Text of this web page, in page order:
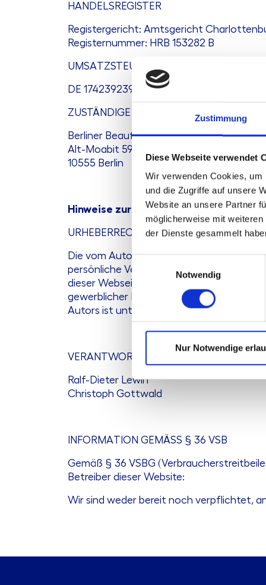
Zustimmung
Diese Webseite verwendet
Wir verwenden Cookies,
und die Zugriffe auf unsere
Website an unsere Partner
möglicherweise mit
der Dienste gesammelt
Einwilligungsauswahl
Notwendig
Nur Notwendige
HANDELSREGISTER
Registergericht: Amtsgericht
Registernummer: HRB 153282 B
UMSATZSTEUER-
DE 174239239
ZUSTÄNDIGE AUFSICHTSBEHÖRDE
Berliner Beauftragte für Datenschutz
Alt-Moabit 59-61
10555 Berlin
Hinweise zur Website
URHEBERRECHTLICHE HINWEISE
Die vom Autor selbst erstellten Inhalte
persönliche Verwendung bestimmt. Jede
dieser Webseiten – insbesondere die
gewerblicher Nutzung sowie die
Autors ist untersagt.
VERANTWORTLICH FÜR
Ralf-Dieter Lewin
Christoph Gottwald
INFORMATION GEMÄSS § 36 VSB
Gemäß § 36 VSBG
Betreiber dieser Website:
Wir sind weder bereit noch verpflichtet,